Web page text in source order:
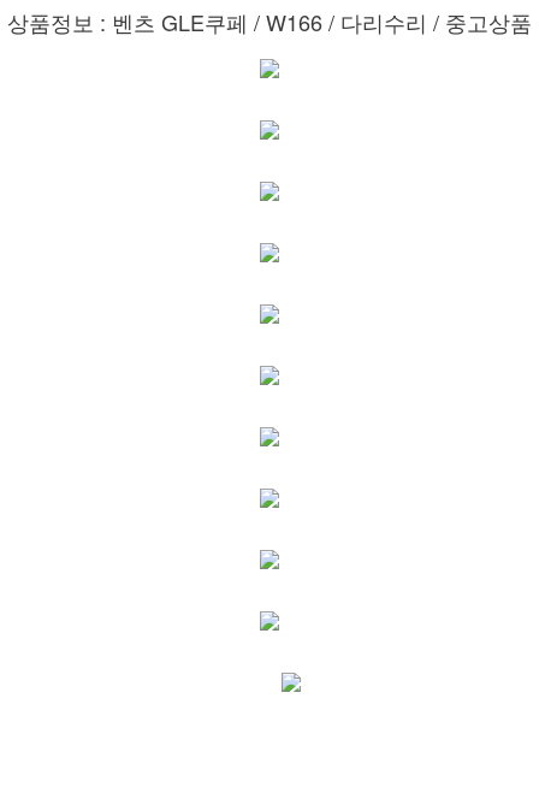
상품정보 : 벤츠 GLE쿠페 / W166 / 다리수리 / 중고상품